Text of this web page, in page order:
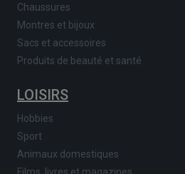
Chaussures
Montres et bijoux
Sacs et accessoires
Produits de beauté et santé
LOISIRS
Hobbies
Sport
Animaux domestiques
Films, livres et magazines